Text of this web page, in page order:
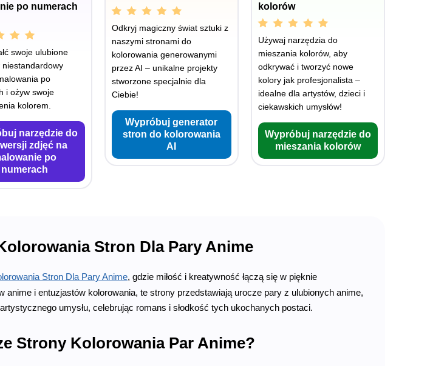
po numerach
swoje ulubione
niestandardowy
po
i ożyw swoje
kolorem.
narzędzie do
zdjęć na
po
numerach
Odkryj magiczny świat sztuki z
naszymi stronami do
kolorowania generowanymi
przez AI – unikalne projekty
stworzone specjalnie dla
Ciebie!
Wypróbuj generator
stron do kolorowania
AI
kolorów
Używaj narzędzia do
mieszania kolorów, aby
odkrywać i tworzyć nowe
kolory jak profesjonalista –
idealne dla artystów, dzieci i
ciekawskich umysłów!
Wypróbuj narzędzie do
mieszania kolorów
Stron Dla Pary Anime
Stron Dla Pary Anime, gdzie miłość i kreatywność łączą się w pięknie
anime i entuzjastów kolorowania, te strony przedstawiają urocze pary z ulubionych anime,
umysłu, celebrując romans i słodkość tych ukochanych postaci.
Strony Kolorowania Par Anime?